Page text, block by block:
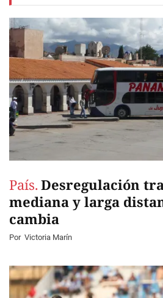
País. Desregulación
mediana y larga
cambia
Por Victoria Marín